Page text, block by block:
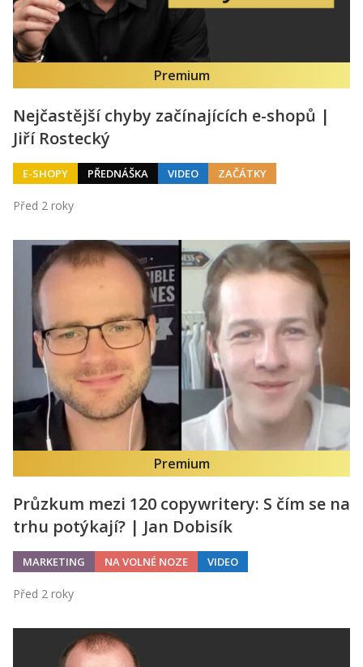
Obchodní podmínky
Hledat
Premium
Nejčastější chyby začínajících e-shopů |
Jiří Rostecký
E-SHOPY PŘEDNÁŠKA VIDEO ZAČÁTKY
Před 2 roky
Premium
Průzkum mezi 120 copywritery: S čím se na
trhu potýkají? | Jan Dobisík
MARKETING NA VOLNÉ NOZE VIDEO
Před 2 roky